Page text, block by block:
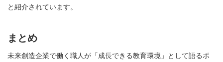
と紹介されています。
まとめ
未来創造企業で働く職人が「成長できる教育環境」として語るポ